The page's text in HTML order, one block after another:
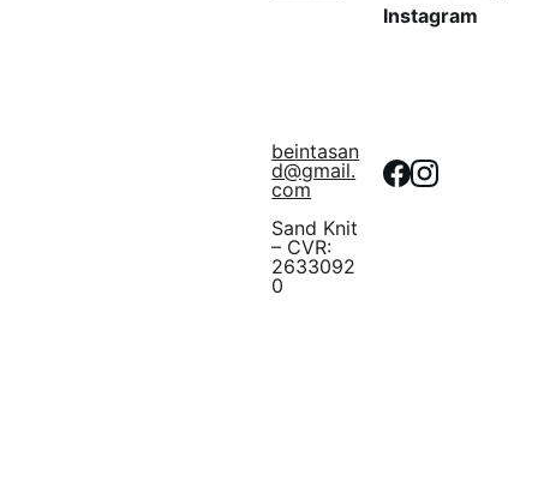
beintasan
d@gmail.
com
Sand Knit
– CVR:
2633092
0
Instagram